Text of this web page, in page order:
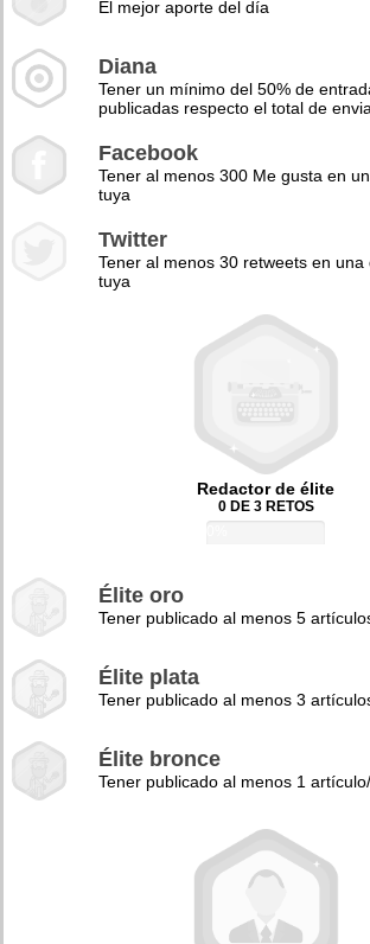
El mejor aporte del día
Diana
Tener un mínimo del 50% de
publicadas respecto el total de
Facebook
Tener al menos 300 Me gusta en
tuya
Twitter
Tener al menos 30 retweets en una
tuya
Redactor de élite
0 DE 3 RETOS
Élite oro
Tener publicado al menos 5
Élite plata
Tener publicado al menos 3
Élite bronce
Tener publicado al menos 1